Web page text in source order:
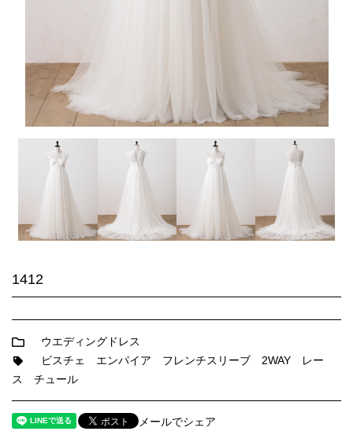
1412
ウエディングドレス
ビスチェ
エンパイア フレンチスリーブ 2WAY
レー
ス
チュール
メールでシェア